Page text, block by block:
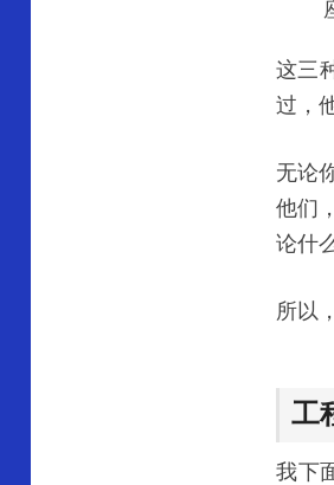
这三
过，
无论
他们
论什
所以
工
我下